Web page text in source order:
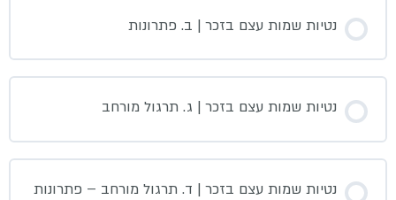
נטיות שמות עצם בזכר | ב. פתרונות
נטיות שמות עצם בזכר | ג. תרגול מורחב
נטיות שמות עצם בזכר | ד. תרגול מורחב – פתרונות